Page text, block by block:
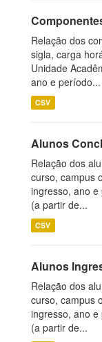
Relação dos
sigla, carga
Unidade
ano e período...
CSV
Alunos
Relação dos
curso, campus
ingresso, ano
(a partir de...
CSV
Alunos
Relação dos
curso, campus
ingresso, ano
(a partir de...